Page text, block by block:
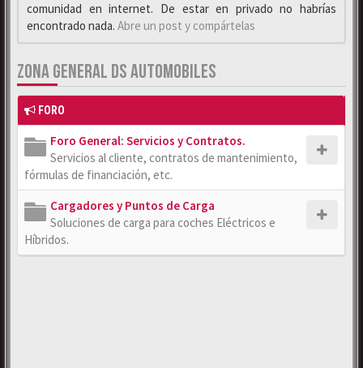
comunidad en internet. De estar en privado no habrías
encontrado nada. Abre un post y compártelas
ZONA GENERAL DS AUTOMOBILES
FORO
Foro General: Servicios y Contratos.
Servicios al cliente, contratos de mantenimiento,
fórmulas de financiación, etc.
Cargadores y Puntos de Carga
Soluciones de carga para coches Eléctricos e
Híbridos.